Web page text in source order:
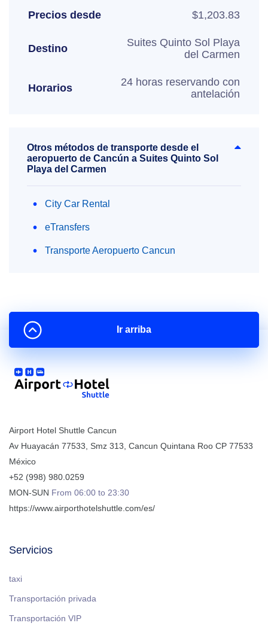
Precios desde $1,203.83
Destino
Suites Quinto Sol Playa
del Carmen
Horarios
24 horas reservando con
antelación
Otros métodos de transporte desde el
aeropuerto de Cancún a Suites Quinto Sol
Playa del Carmen
City Car Rental
eTransfers
Transporte Aeropuerto Cancun
Airport Hotel Shuttle Cancun
Av Huayacán 77533, Smz 313 Cancun Quintana Roo CP 77533
México
+52 (998) 980.0259
MON-SUN From 06:00 to 23:30
https://www.airporthotelshuttle.com/es/
Servicios
taxi
Transportación privada
Transportación VIP
Ir arriba